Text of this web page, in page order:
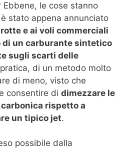
Ebbene, le cose stanno
stato appena annunciato
e ai voli commerciali
di un carburante sintetico
sugli scarti delle
di un metodo molto
di meno, visto che
consentire di dimezzare le
rispetto a
un tipico jet.
possibile dalla